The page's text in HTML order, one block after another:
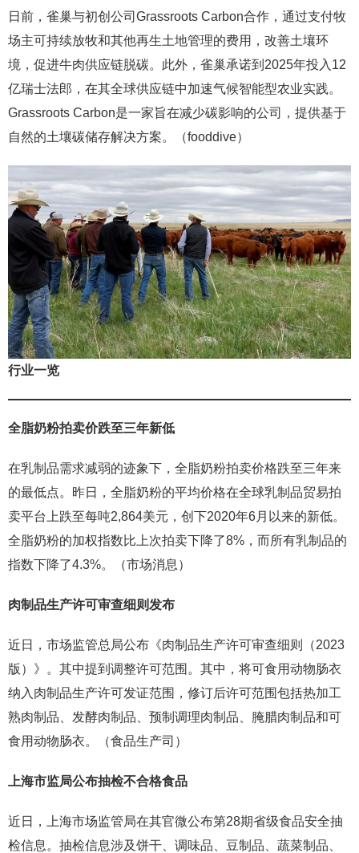
日前，雀巢与初创公司Grassroots Carbon合作，通过支付牧
场主可持续放牧和其他再生土地管理的费用，改善土壤环
境，促进牛肉供应链脱碳。此外，雀巢承诺到2025年投入12
亿瑞士法郎，在其全球供应链中加速气候智能型农业实践。
Grassroots Carbon是一家旨在减少碳影响的公司，提供基于
自然的土壤碳储存解决方案。（fooddive）
行业一览
全脂奶粉拍卖价跌至三年新低
在乳制品需求减弱的迹象下，全脂奶粉拍卖价格跌至三年来
的最低点。昨日，全脂奶粉的平均价格在全球乳制品贸易拍
卖平台上跌至每吨2,864美元，创下2020年6月以来的新低。
全脂奶粉的加权指数比上次拍卖下降了8%，而所有乳制品的
指数下降了4.3%。（市场消息）
肉制品生产许可审查细则发布
近日，市场监管总局公布《肉制品生产许可审查细则（2023
版）》。其中提到调整许可范围。其中，将可食用动物肠衣
纳入肉制品生产许可发证范围，修订后许可范围包括热加工
熟肉制品、发酵肉制品、预制调理肉制品、腌腊肉制品和可
食用动物肠衣。（食品生产司）
上海市监局公布抽检不合格食品
近日，上海市场监管局在其官微公布第28期省级食品安全抽
检信息。抽检信息涉及饼干、调味品、豆制品、蔬菜制品、